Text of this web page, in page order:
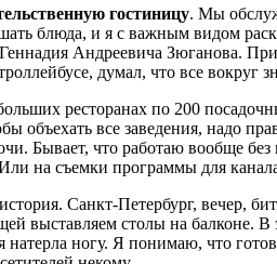
гостиницу. Мы
блюда, и я с важным видом
Андреевича Зюганова.
думал, что все вокруг
ресторанах по 200
объехать все заведения, надо
Бывает, что работаю вообще
на съемки программы для
Санкт-Петербург, вечер,
выставляем столы на балконе.
натерла ногу. Я понимаю, что